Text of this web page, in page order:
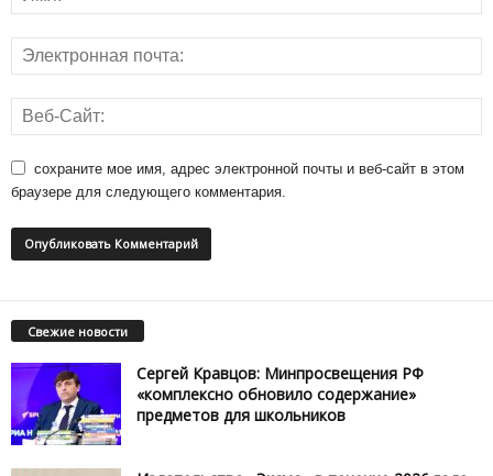
сохраните мое имя, адрес электронной почты и веб-сайт в этом
браузере для следующего комментария.
Свежие новости
Сергей Кравцов: Минпросвещения РФ
«комплексно обновило содержание»
предметов для школьников